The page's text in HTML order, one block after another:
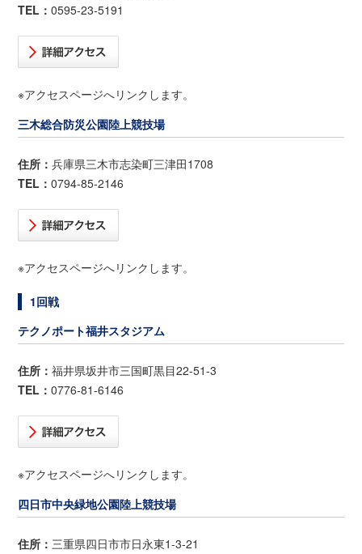
TEL：0595-23-5191
※アクセスページへリンクします。
三木総合防災公園陸上競技場
住所：兵庫県三木市志染町三津田1708
TEL：0794-85-2146
※アクセスページへリンクします。
1回戦
テクノポート福井スタジアム
住所：福井県坂井市三国町黒目22-51-3
TEL：0776-81-6146
※アクセスページへリンクします。
四日市中央緑地公園陸上競技場
住所：三重県四日市市日永東1-3-21